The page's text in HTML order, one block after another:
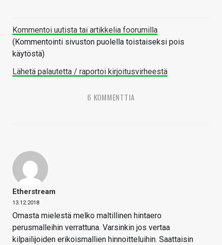
Kommentoi uutista tai artikkelia foorumilla
(Kommentointi sivuston puolella toistaiseksi pois
käytöstä)
Lähetä palautetta / raportoi kirjoitusvirheestä
6 KOMMENTTIA
Etherstream
13.12.2018
Omasta mielestä melko maltillinen hintaero
perusmalleihin verrattuna. Varsinkin jos vertaa
kilpailijoiden erikoismallien hinnoitteluihin. Saattaisin